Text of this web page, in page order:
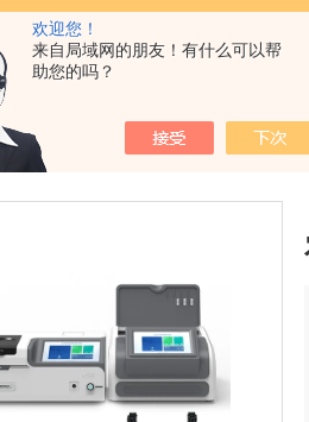
欢迎您！
来自局域网的朋友！有什么可以帮
助您的吗？
我的位置： >产品